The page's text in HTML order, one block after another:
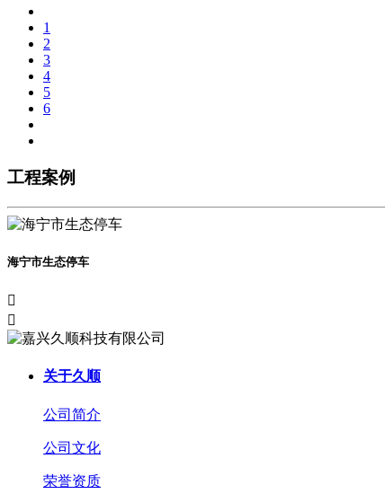
1
2
3
4
5
6
工程案例
海宁市生态停车


关于久顺
公司简介
公司文化
荣誉资质